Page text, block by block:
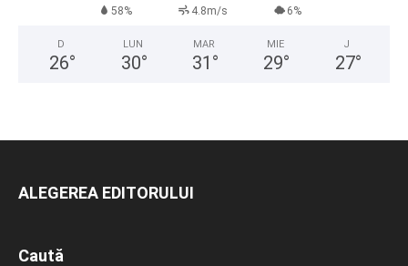
58% 4.8m/s 6%
D
26°
LUN
30°
MAR
31 °
MIE
29°
J
27°
ALEGEREA EDITORULUI
Caută